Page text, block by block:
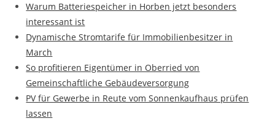
Warum Batteriespeicher in Horben jetzt besonders
interessant ist
Dynamische Stromtarife für Immobilienbesitzer in
March
So profitieren Eigentümer in Oberried von
Gemeinschaftliche Gebäudeversorgung
PV für Gewerbe in Reute vom Sonnenkaufhaus prüfen
lassen